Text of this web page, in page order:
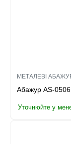
МЕТАЛЕВІ
Абажур AS-0506
Уточнюйте у